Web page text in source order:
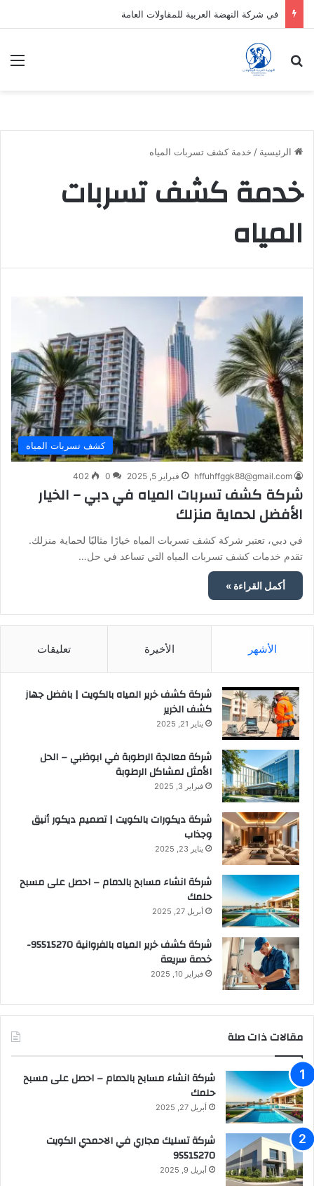
في شركة النهضة العربية للمقاولات العامة
بحث عن
الرئيسية / خدمة كشف تسربات المياه
خدمة كشف تسربات
المياه
كشف تسربات المياه
hffuhffggk88@gmail.com فبراير 5, 2025 0
402
شركة كشف تسربات المياه في دبي – الخيار
الأفضل لحماية منزلك
في دبي، تعتبر شركة كشف تسربات المياه خيارًا مثاليًا لحماية منزلك.
تقدم خدمات كشف تسربات المياه التي تساعد في حل…
أكمل القراءة »
الأشهر الأخيرة تعليقات
شركة كشف خرير المياه بالكويت | بافضل جهاز
كشف الخرير
يناير 21, 2025
شركة معالجة الرطوبة في ابوظبي – الحل
الأمثل لمشاكل الرطوبة
فبراير 3, 2025
شركة ديكورات بالكويت | تصميم ديكور أنيق
وجذاب
يناير 23, 2025
شركة انشاء مسابح بالدمام – احصل على مسبح
حلمك
أبريل 27, 2025
شركة كشف خرير المياه بالفروانية 95515270-
خدمة سريعة
فبراير 10, 2025
مقالات ذات صلة
شركة انشاء مسابح بالدمام – احصل على مسبح
حلمك
أبريل 27, 2025
شركة تسليك مجاري في الاحمدي الكويت
95515270
أبريل 9, 2025